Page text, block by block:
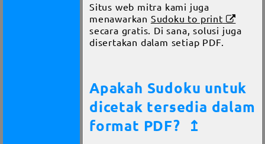
Situs web mitra kami juga
menawarkan Sudoku to print
secara gratis. Di sana, solusi juga
disertakan dalam setiap PDF.
Apakah Sudoku untuk
dicetak tersedia dalam
format PDF?
↥